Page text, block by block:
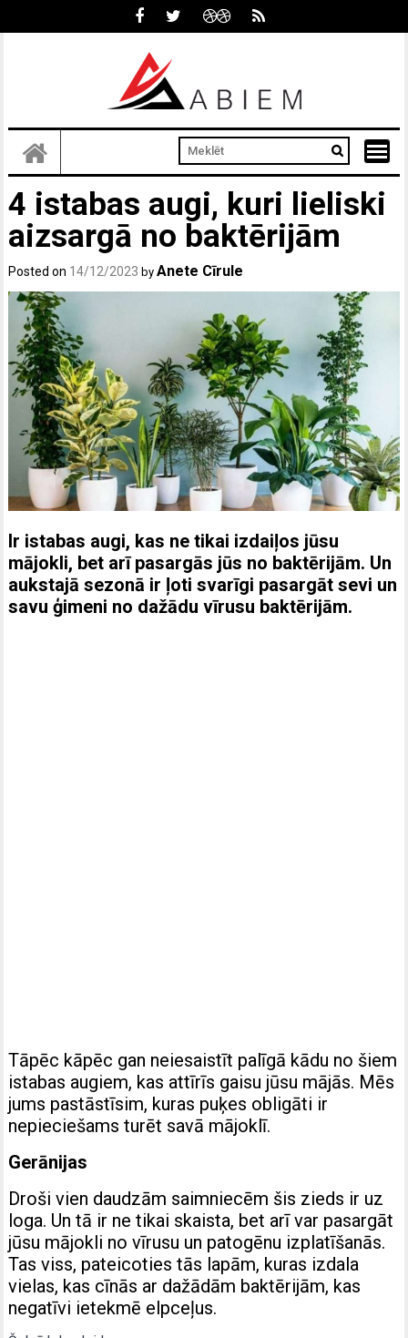
4 istabas augi, kuri lieliski
aizsargā no baktērijām
Posted on 14/12/2023 byAnete Cīrule
Ir istabas augi, kas ne tikai izdaiļos jūsu
mājokli, bet arī pasargās jūs no baktērijām. Un
aukstajā sezonā ir ļoti svarīgi pasargāt sevi un
savu ģimeni no dažādu vīrusu baktērijām.
Tāpēc kāpēc gan neiesaistīt palīgā kādu no šiem
istabas augiem, kas attīrīs gaisu jūsu mājās. Mēs
jums pastāstīsim, kuras puķes obligāti ir
nepieciešams turēt savā mājoklī.
Gerānijas
Droši vien daudzām saimniecēm šis zieds ir uz
loga. Un tā ir ne tikai skaista, bet arī var pasargāt
jūsu mājokli no vīrusu un patogēnu izplatīšanās.
Tas viss, pateicoties tās lapām, kuras izdala
vielas, kas cīnās ar dažādām baktērijām, kas
negatīvi ietekmē elpceļus.